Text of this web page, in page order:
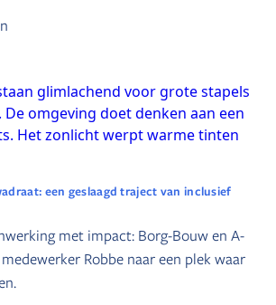
een geslaagd traject van inclusief
met impact: Borg-Bouw en A-
Robbe naar een plek waar